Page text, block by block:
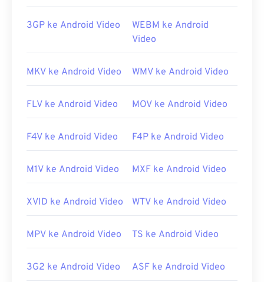
dapat dibuka dengan
Windows Media Player, tetapi
versi yang lebih baru tidak akan terbuka di pemutar
digunakan di berbagai platform, termasuk
Karena QT adalah format yang lebih lama, mungkin
dipublikasikandi sini. Apple menawarkan saran
pemutaran film.
Rilis awal:2001
rmat
3GP ke Android Video
WEBM ke Android
Video
MKV ke Android Video WMV ke Android Video
FLV ke Android Video MOV ke Android Video
F4V ke Android Video F4P ke Android Video
M1V ke Android Video MXF ke Android Video
XVID ke Android Video WTV ke Android Video
MPV ke Android Video TS ke Android Video
3G2 ke Android Video ASF ke Android Video